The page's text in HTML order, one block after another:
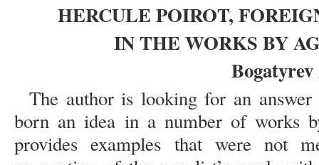
HERCULE POIROT,
IN THE WORKS BY
The author is looking for an
born an idea in a number of works
provides examples that were not